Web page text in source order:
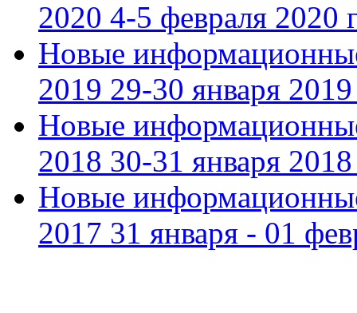
2020 4-5 февраля 2020
Новые
2019 29-30 января 2019
Новые
2018 30-31 января 2018
Новые
2017 31 января - 01